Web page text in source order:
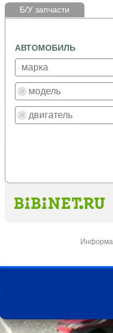
Б/У запчасти
АВТОМОБИЛЬ